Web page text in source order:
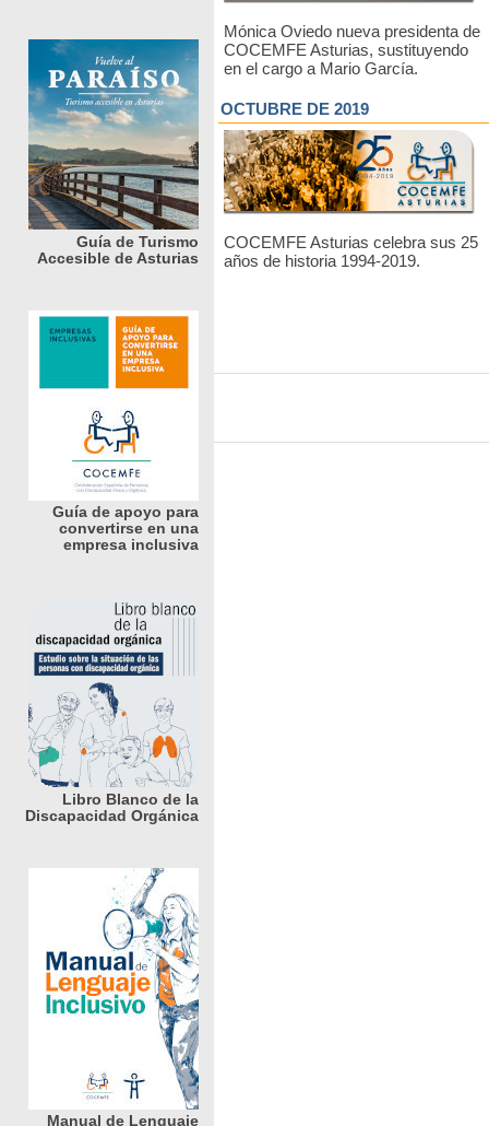
Guía de Turismo
Accesible de Asturias
Guía de apoyo para
convertirse en una
empresa inclusiva
Libro Blanco de la
Discapacidad Orgánica
Manual de Lenguaje
Mónica Oviedo nueva presidenta de
COCEMFE Asturias, sustituyendo
en el cargo a Mario García.
OCTUBRE DE 2019
COCEMFE Asturias celebra sus 25
años de historia 1994-2019.